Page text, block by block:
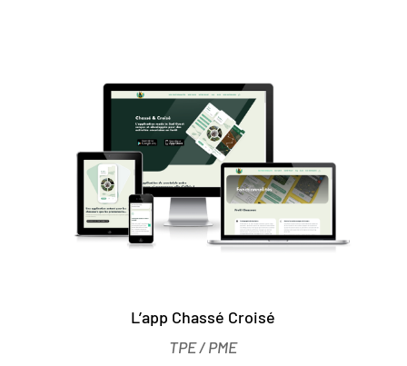
L’app Chassé Croisé
TPE / PME